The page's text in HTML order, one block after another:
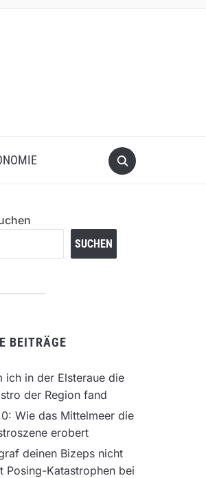
SUCHEN
BEITRÄGE
ich in der Elsteraue die
der Region fand
Wie das Mittelmeer die
erobert
deinen Bizeps nicht
Posing-Katastrophen bei